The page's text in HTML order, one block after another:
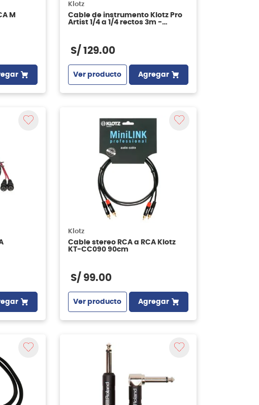
M
Klotz
Cable de instrumento Klotz Pro
Artist 1/4 a 1/4 rectos 3m -
S/ 129.00
Ver producto Agregar
Klotz
Cable stereo RCA a RCA Klotz
KT-CC090 90cm
S/ 99.00
Ver producto Agregar